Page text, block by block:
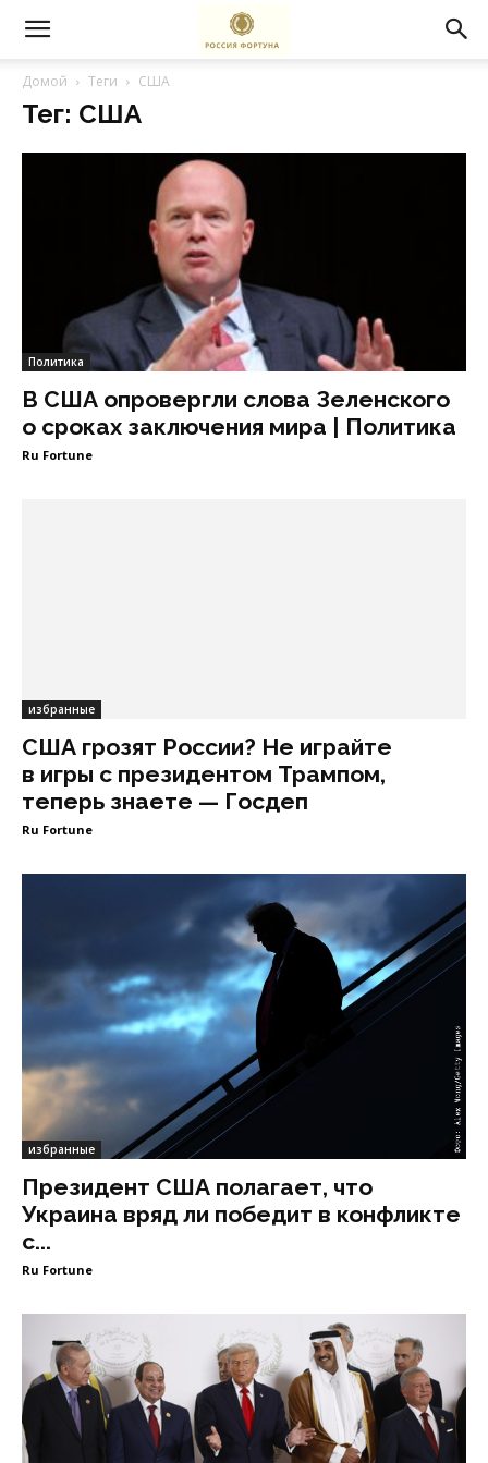
Домой Теги США
Тег: США
Политика
В США опровергли слова Зеленского
о сроках заключения мира | Политика
Ru Fortune
избранные
США грозят России? Не играйте
в игры с президентом Трампом,
теперь знаете — Госдеп
Ru Fortune
избранные
Президент США полагает, что
Украина вряд ли победит в конфликте
с...
Ru Fortune